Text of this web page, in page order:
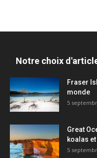
Notre choix
Fraser
monde
5
Great
koalas
5